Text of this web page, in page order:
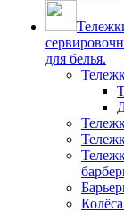
для белья.